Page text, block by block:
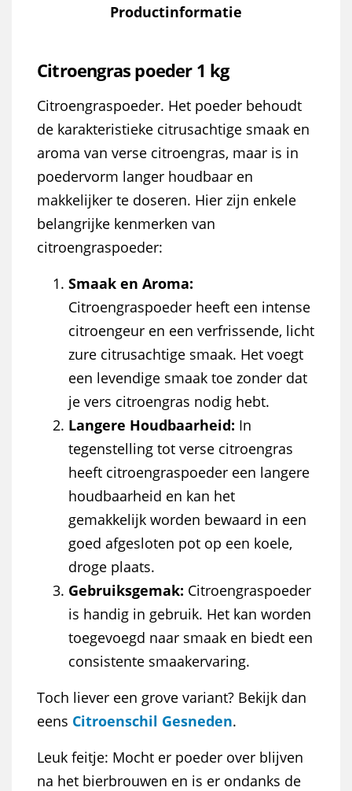
Productinformatie
Citroengras poeder 1 kg
Citroengraspoeder. Het poeder behoudt
de karakteristieke citrusachtige smaak en
aroma van verse citroengras, maar is in
poedervorm langer houdbaar en
makkelijker te doseren. Hier zijn enkele
belangrijke kenmerken van
citroengraspoeder:
Smaak en Aroma:
Citroengraspoeder heeft een intense
citroengeur en een verfrissende, licht
zure citrusachtige smaak. Het voegt
een levendige smaak toe zonder dat
je vers citroengras nodig hebt.
Langere Houdbaarheid: In
tegenstelling tot verse citroengras
heeft citroengraspoeder een langere
houdbaarheid en kan het
gemakkelijk worden bewaard in een
goed afgesloten pot op een koele,
droge plaats.
Gebruiksgemak: Citroengraspoeder
is handig in gebruik. Het kan worden
toegevoegd naar smaak en biedt een
consistente smaakervaring.
Toch liever een grove variant? Bekijk dan
eens Citroenschil Gesneden.
Leuk feitje: Mocht er poeder over blijven
na het bierbrouwen en is er ondanks de